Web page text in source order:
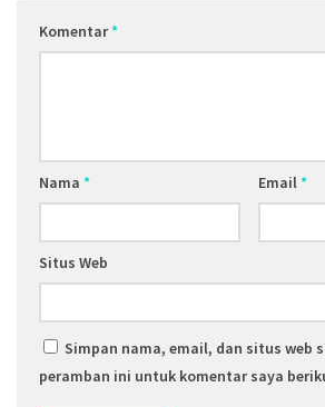
Komentar*
Nama * Email*
Situs Web
Simpan nama, email, dan situs web
peramban ini untuk komentar saya